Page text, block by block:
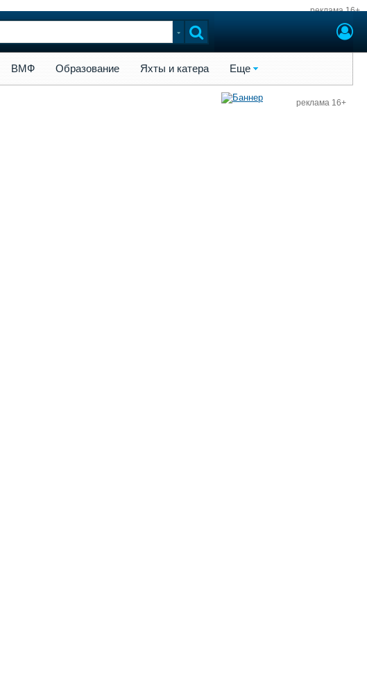
реклама 16+
ВМФ Образование Яхты и катера Еще
реклама 16+